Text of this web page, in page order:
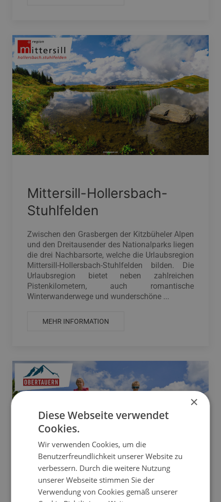
Mittersill-Hollersbach-
Stuhlfelden
Zwischen den Grasbergen der Kitzbüheler Alpen
und den Dreitausender des Nationalparks liegen
die drei Nachbarsorte, welche die Urlaubsregion
Mittersill-Hollersbach-Stuhlfelden bilden. Die
Urlaubsregion bietet neben zahlreichen
Pistenkilometern, auch romantische
Winterwanderwege und wunderschöne ...
MEHR INFORMATION
×
Diese Webseite verwendet
Cookies.
Wir verwenden Cookies, um die
Benutzerfreundlichkeit unserer Website zu
verbessern. Durch die weitere Nutzung
unserer Webseite stimmen Sie der
Verwendung von Cookies gemäß unserer